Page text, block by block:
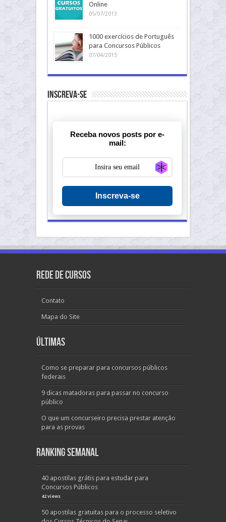
Online
05/07/2013
1000 exercícios de Português
para Concursos Públicos
07/04/2015
Inscreva-se
Receba novos posts por e-
mail:
Generate new
Inscreva-se
Rede de Cursos
Contato
Mapa do Site
Últimas
Como se preparar para concursos públicos
federais
9 dicas matadoras para passar no concurso
público
O que um concurseiro precisa prestar atenção
para as provas
Ranking Semanal
40 apostilas grátis para estudar para
Concursos Públicos
42 views
50 apostilas gratuitas para o processo seletivo